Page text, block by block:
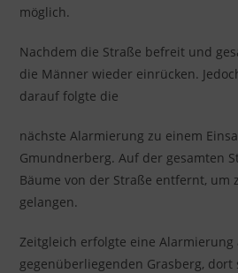
möglich.
Nachdem die Straße befreit und
die Männer wieder einrücken.
darauf folgte die
nächste Alarmierung zu einem
Gmundnerberg. Auf der gesamten
Bäume von der Straße entfernt, um
gelangen.
Zeitgleich erfolgte eine Alarmierung
gegenüberliegenden Grasberg, dort